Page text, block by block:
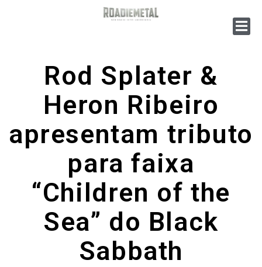
Rod Splater &
Heron Ribeiro
apresentam tributo
para faixa
“Children of the
Sea” do Black
Sabbath